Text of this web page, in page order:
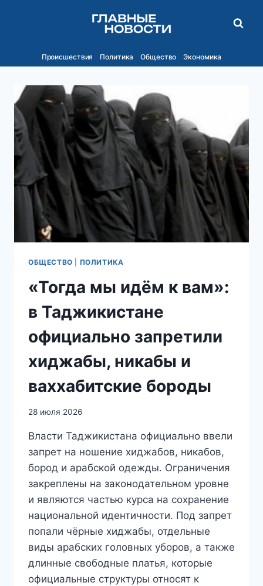
Происшествия Политика Общество Экономика
ОБЩЕСТВО ПОЛИТИКА
«Тогда мы идём к вам»:
в Таджикистане
официально запретили
хиджабы, никабы и
ваххабитские бороды
28 июля 2026
Власти Таджикистана официально ввели
запрет на ношение хиджабов, никабов,
бород и арабской одежды. Ограничения
закреплены на законодательном уровне
и являются частью курса на сохранение
национальной идентичности. Под запрет
попали чёрные хиджабы, отдельные
виды арабских головных уборов, а также
длинные свободные платья, которые
официальные структуры относят к